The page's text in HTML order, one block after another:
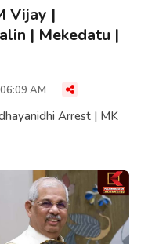
Vijay |
| Mekedatu |
AM
Arrest | MK